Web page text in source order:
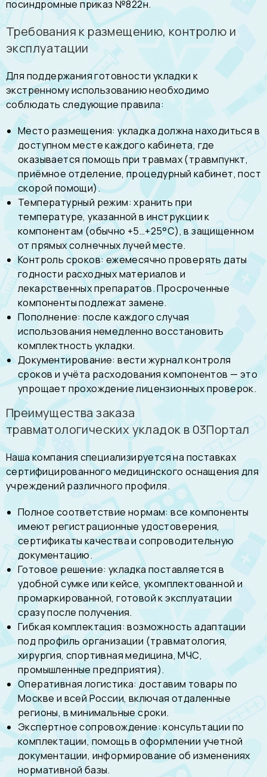
посиндромные приказ №822н.
Требования к размещению, контролю и
эксплуатации
Для поддержания готовности укладки к
экстренному использованию необходимо
соблюдать следующие правила:
Место размещения: укладка должна находиться в
доступном месте каждого кабинета, где
оказывается помощь при травмах (травмпункт,
приёмное отделение, процедурный кабинет, пост
скорой помощи).
Температурный режим: хранить при
температуре, указанной в инструкции к
компонентам (обычно +5…+25°С), в защищенном
от прямых солнечных лучей месте.
Контроль сроков: ежемесячно проверять даты
годности расходных материалов и
лекарственных препаратов. Просроченные
компоненты подлежат замене.
Пополнение: после каждого случая
использования немедленно восстановить
комплектность укладки.
Документирование: вести журнал контроля
сроков и учёта расходования компонентов — это
упрощает прохождение лицензионных проверок.
Преимущества заказа
травматологических укладок в 03Портал
Наша компания специализируется на поставках
сертифицированного медицинского оснащения для
учреждений различного профиля.
Полное соответствие нормам: все компоненты
имеют регистрационные удостоверения,
сертификаты качества и сопроводительную
документацию.
Готовое решение: укладка поставляется в
удобной сумке или кейсе, укомплектованной и
промаркированной, готовой к эксплуатации
сразу после получения.
Гибкая комплектация: возможность адаптации
под профиль организации (травматология,
хирургия, спортивная медицина, МЧС,
промышленные предприятия).
Оперативная логистика: доставим товары по
Москве и всей России, включая отдаленные
регионы, в минимальные сроки.
Экспертное сопровождение: консультации по
комплектации, помощь в оформлении учетной
документации, информирование об изменениях
нормативной базы.